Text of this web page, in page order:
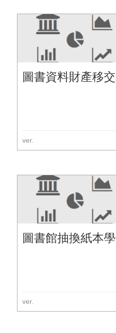
圖書資料財產移
ver.
圖書館抽換紙本
ver.